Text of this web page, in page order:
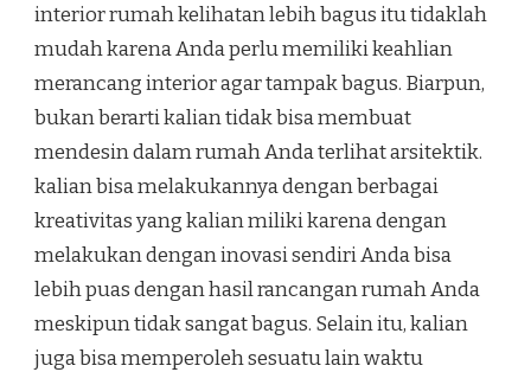
interior rumah kelihatan lebih bagus itu tidaklah
mudah karena Anda perlu memiliki keahlian
merancang interior agar tampak bagus. Biarpun,
bukan berarti kalian tidak bisa membuat
mendesin dalam rumah Anda terlihat arsitektik.
kalian bisa melakukannya dengan berbagai
kreativitas yang kalian miliki karena dengan
melakukan dengan inovasi sendiri Anda bisa
lebih puas dengan hasil rancangan rumah Anda
meskipun tidak sangat bagus. Selain itu, kalian
juga bisa memperoleh sesuatu lain waktu